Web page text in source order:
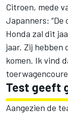
Citroen, mede
Japanners:
Honda zal dit
jaar. Zij hebben
komen. Ik vind
Test geeft
Aangezien de